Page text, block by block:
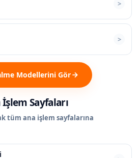
Modellerini Gör
Sayfaları
tüm ana işlem sayfalarına